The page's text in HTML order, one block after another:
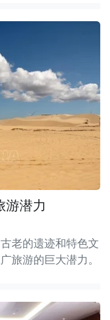
游潜力
老的遗迹和特色文
旅游的巨大潜力。